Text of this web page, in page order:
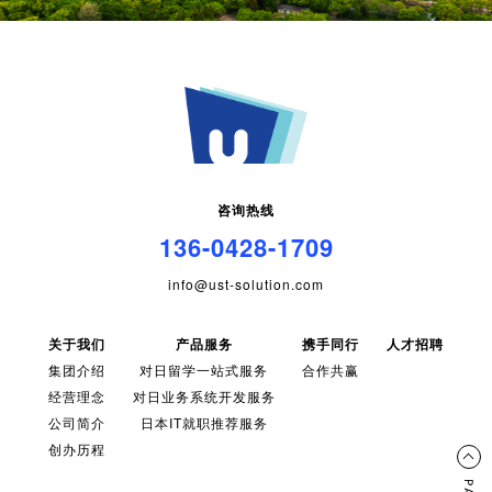
咨询热线
136-0428-1709
info@ust-solution.com
关于我们
集团介绍
经营理念
公司简介
创办历程
产品服务
对日留学一站式服务
对日业务系统开发服务
日本IT就职推荐服务
携手同行
合作共赢
人才招聘